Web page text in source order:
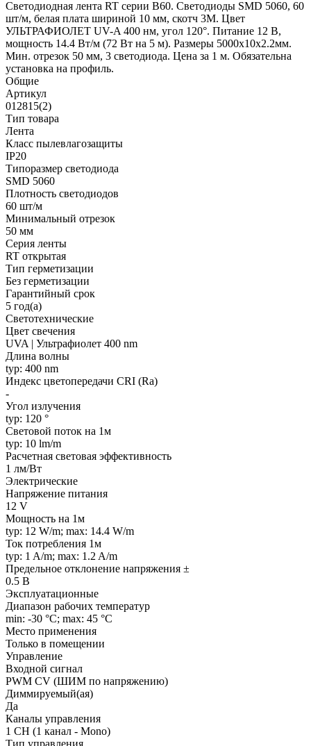
Светодиодная лента RT серии B60. Светодиоды SMD 5060, 60
шт/м, белая плата шириной 10 мм, скотч 3M. Цвет
УЛЬТРАФИОЛЕТ UV-A 400 нм, угол 120°. Питание 12 В,
мощность 14.4 Вт/м (72 Вт на 5 м). Размеры 5000x10x2.2мм.
Мин. отрезок 50 мм, 3 светодиода. Цена за 1 м. Обязательна
установка на профиль.
Общие
Артикул
012815(2)
Тип товара
Лента
Класс пылевлагозащиты
IP20
Типоразмер светодиода
SMD 5060
Плотность светодиодов
60 шт/м
Минимальный отрезок
50 мм
Серия ленты
RT открытая
Тип герметизации
Без герметизации
Гарантийный срок
5 год(а)
Светотехнические
Цвет свечения
UVA | Ультрафиолет 400 nm
Длина волны
typ: 400 nm
Индекс цветопередачи CRI (Ra)
-
Угол излучения
typ: 120 °
Световой поток на 1м
typ: 10 lm/m
Расчетная световая эффективность
1 лм/Вт
Электрические
Напряжение питания
12 V
Мощность на 1м
typ: 12 W/m; max: 14.4 W/m
Ток потребления 1м
typ: 1 A/m; max: 1.2 A/m
Предельное отклонение напряжения ±
0.5 В
Эксплуатационные
Диапазон рабочих температур
min: -30 °C; max: 45 °C
Место применения
Только в помещении
Управление
Входной сигнал
PWM СV (ШИМ по напряжению)
Диммируемый(ая)
Да
Каналы управления
1 CH (1 канал - Mono)
Тип управления